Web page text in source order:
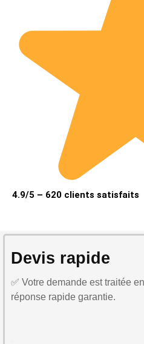
4.9/5 – 620 clients satisfaits
Devis rapide
✅ Votre demande est traitée
réponse rapide garantie.